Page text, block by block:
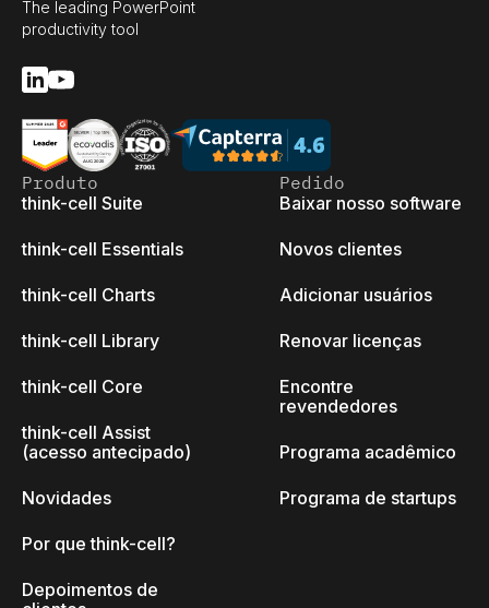
The leading PowerPoint
productivity tool
Produto
think-cell Suite
think-cell Essentials
think-cell Charts
think-cell Library
think-cell Core
think-cell Assist
(acesso antecipado)
Novidades
Por que think-cell?
Depoimentos de
Pedido
Baixar nosso software
Novos clientes
Adicionar usuários
Renovar licenças
Encontre
revendedores
Programa acadêmico
Programa de startups